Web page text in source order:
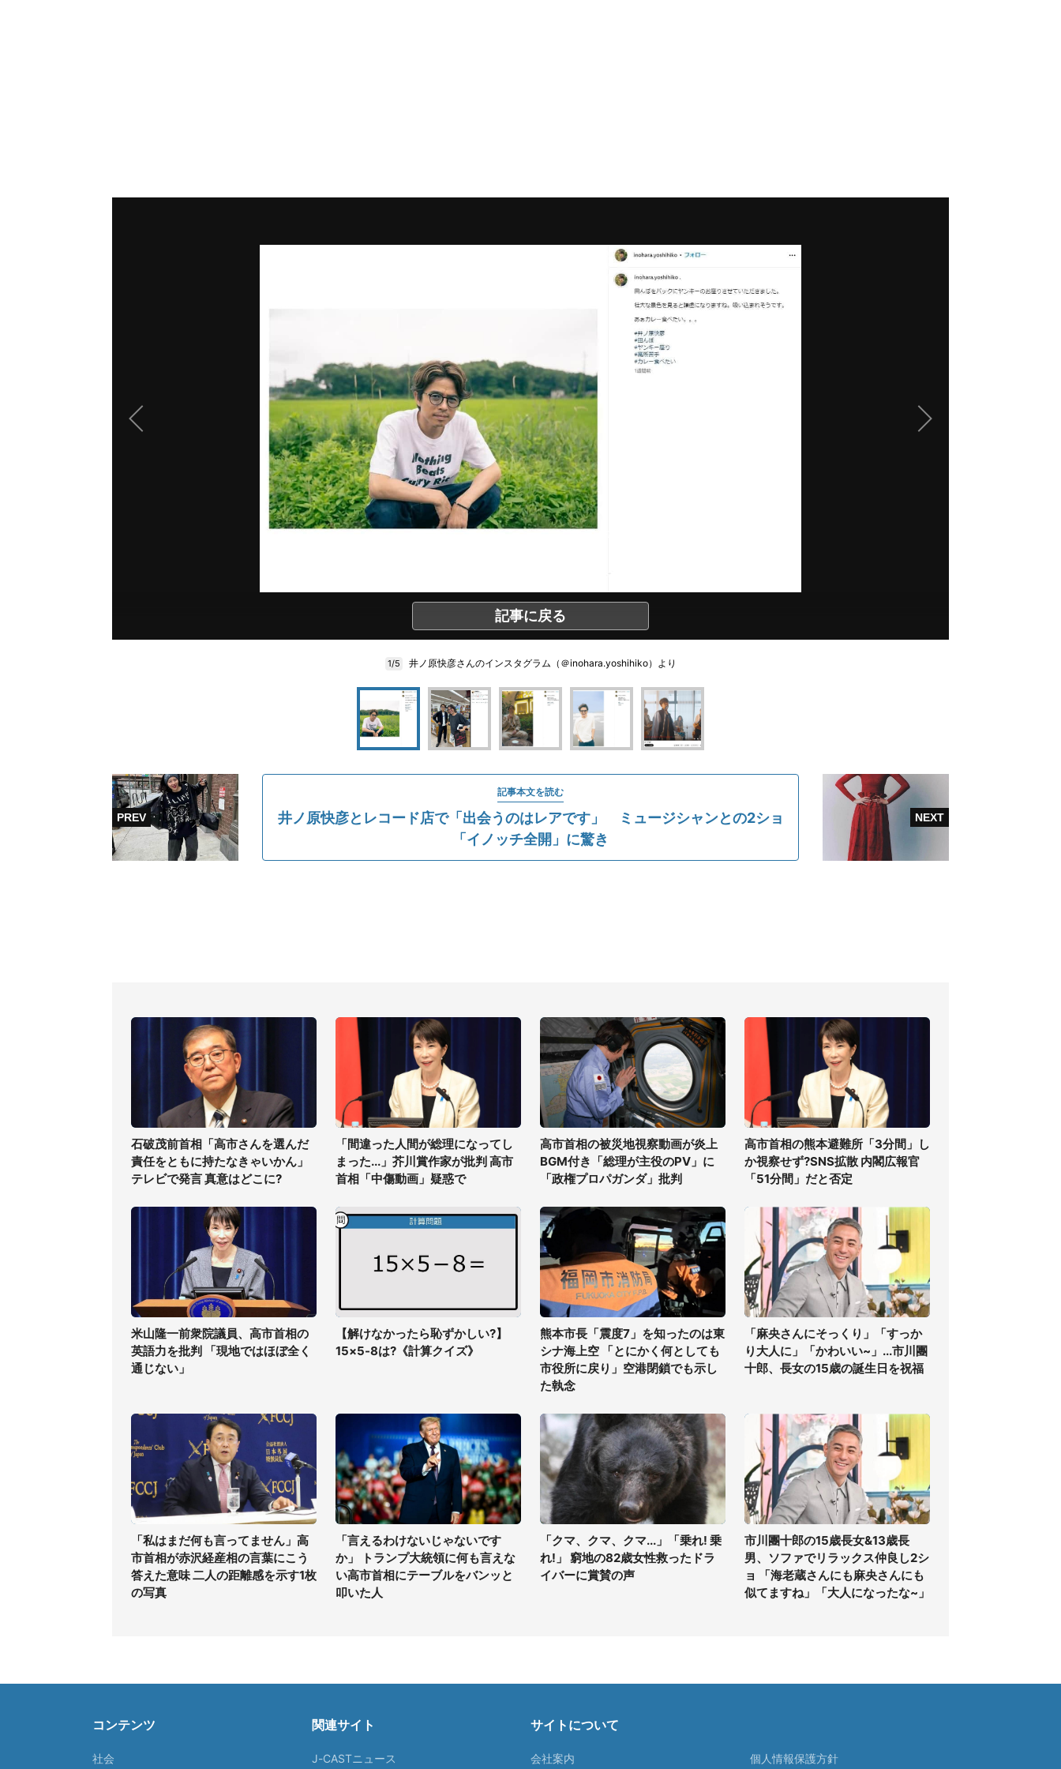
記事に戻る
1/5 井ノ原快彦さんのインスタグラム（＠inohara.yoshihiko）より
記事本文を読む
井ノ原快彦とレコード店で「出会うのはレアです」 ミュージシャンとの2ショ
「イノッチ全開」に驚き
石破茂前首相「高市さんを選んだ
責任をともに持たなきゃいかん」
テレビで発言 真意はどこに?
「間違った人間が総理になってし
まった...」芥川賞作家が批判 高市
首相「中傷動画」疑惑で
高市首相の被災地視察動画が炎上
BGM付き「総理が主役のPV」に
「政権プロパガンダ」批判
高市首相の熊本避難所「3分間」し
か視察せず?SNS拡散 内閣広報官
「51分間」だと否定
米山隆一前衆院議員、高市首相の
英語力を批判 「現地ではほぼ全く
通じない」
【解けなかったら恥ずかしい?】
15×5-8は?《計算クイズ》
熊本市長「震度7」を知ったのは東
シナ海上空 「とにかく何としても
市役所に戻り」空港閉鎖でも示し
た執念
「麻央さんにそっくり」「すっか
り大人に」「かわいい~」...市川團
十郎、長女の15歳の誕生日を祝福
「私はまだ何も言ってません」高
市首相が赤沢経産相の言葉にこう
答えた意味 二人の距離感を示す1枚
の写真
「言えるわけないじゃないです
か」 トランプ大統領に何も言えな
い高市首相にテーブルをバンッと
叩いた人
「クマ、クマ、クマ...」「乗れ! 乗
れ!」 窮地の82歳女性救ったドラ
イバーに賞賛の声
市川團十郎の15歳長女&13歳長
男、ソファでリラックス仲良し2シ
ョ 「海老蔵さんにも麻央さんにも
似てますね」「大人になったな~」
コンテンツ
社会
関連サイト
J-CASTニュース
サイトについて
会社案内 個人情報保護方針